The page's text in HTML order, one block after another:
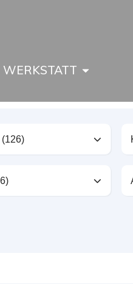
WERKSTATT